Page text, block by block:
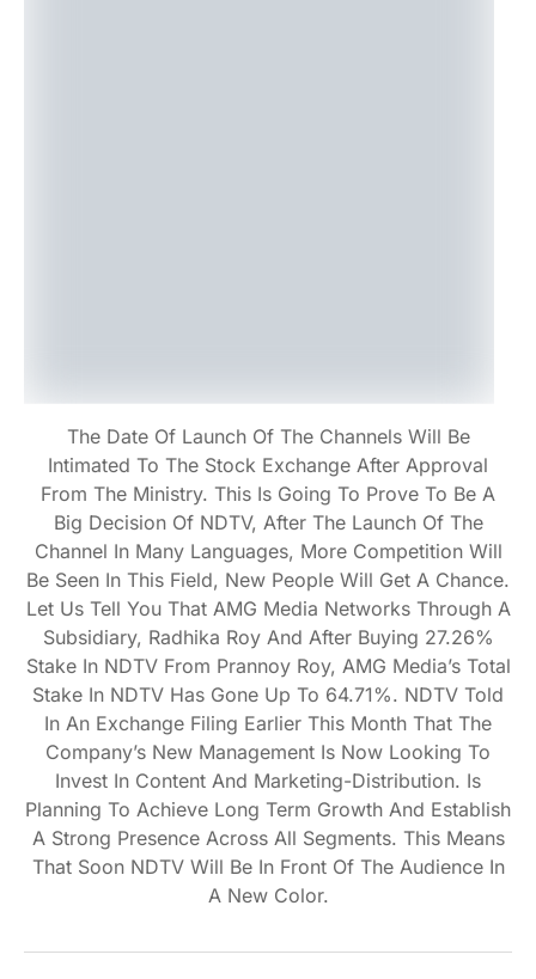
The Date Of Launch Of The Channels Will Be
Intimated To The Stock Exchange After Approval
From The Ministry. This Is Going To Prove To Be A
Big Decision Of NDTV, After The Launch Of The
Channel In Many Languages, More Competition Will
Be Seen In This Field, New People Will Get A Chance.
Let Us Tell You That AMG Media Networks Through A
Subsidiary, Radhika Roy And After Buying 27.26%
Stake In NDTV From Prannoy Roy, AMG Media’s Total
Stake In NDTV Has Gone Up To 64.71%. NDTV Told
In An Exchange Filing Earlier This Month That The
Company’s New Management Is Now Looking To
Invest In Content And Marketing-Distribution. Is
Planning To Achieve Long Term Growth And Establish
A Strong Presence Across All Segments. This Means
That Soon NDTV Will Be In Front Of The Audience In
A New Color.